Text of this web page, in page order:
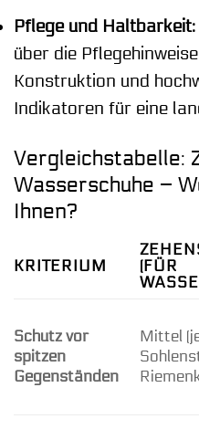
Pflege und Haltbarkeit:
über die
Konstruktion und
Indikatoren für eine
Vergleichstabelle:
Wasserschuhe –
Ihnen?
KRITERIUM
(FÜR
Schutz vor
spitzen
Gegenständen
Mittel